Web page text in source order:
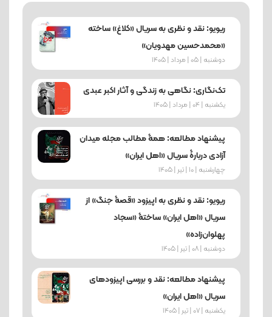
ریویو: نقد و نظری به سریال «کلاغ» ساخته
«محمدحسین مهدویان»
دوشنبه | 05 | مرداد | 1405
تک‌نگاری: نگاهی به زندگی و آثار اکبر عبدی
یکشنبه | 04 | مرداد | 1405
پیشنهاد مطالعه: همۀ مطالب مجله میدان
آزادی دربارۀ سریال «اهل ایران»
چهارشنبه | 10 | تیر | 1405
ریویو: نقد و نظری به اپیزود «قصۀ جنگ» از
سریال «اهل ایران» ساختۀ «سجاد
پهلوان‌زاده»
دوشنبه | 08 | تیر | 1405
پیشنهاد مطالعه: نقد و بررسی اپیزودهای
سریال «اهل ایران»
یکشنبه | 07 | تیر | 1405